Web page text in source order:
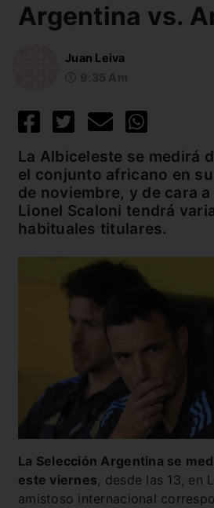
Argentina vs.
Juan Leiva
La Albiceleste se medirá
el conjunto africano en
de noviembre, y de cara
Lionel Scaloni tendrá
habituales titulares.
La Selección Argentina se
este viernes, desde las 13, en
amistoso internacional